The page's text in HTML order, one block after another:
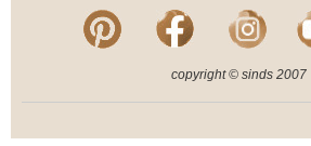
copyright © sinds 2007